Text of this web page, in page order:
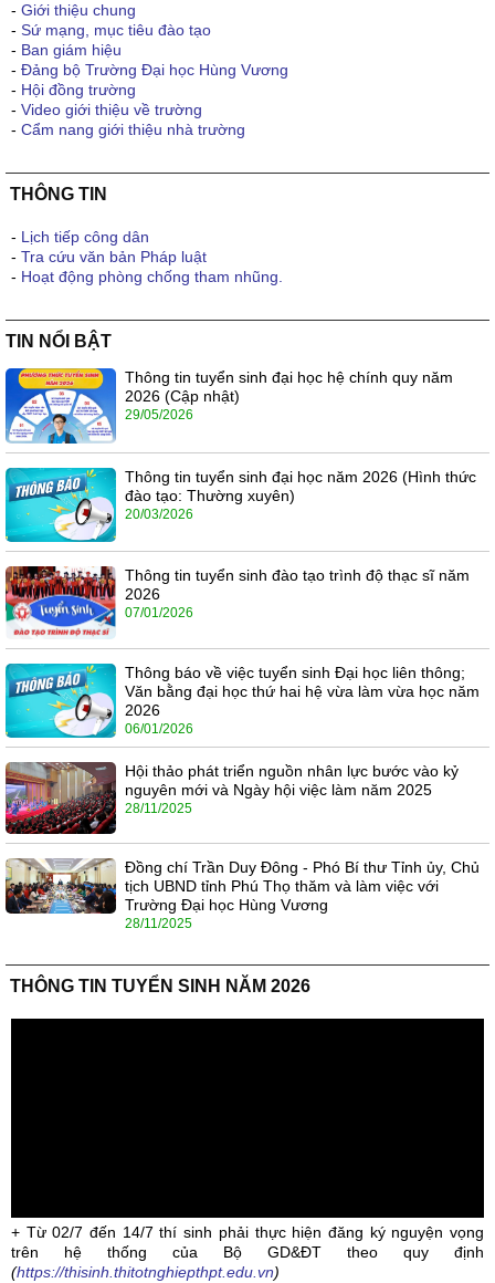
- Giới thiệu chung
- Sứ mạng, mục tiêu đào tạo
- Ban giám hiệu
- Đảng bộ Trường Đại học Hùng Vương
- Hội đồng trường
- Video giới thiệu về trường
- Cẩm nang giới thiệu nhà trường
THÔNG TIN
- Lịch tiếp công dân
- Tra cứu văn bản Pháp luật
- Hoạt động phòng chống tham nhũng.
TIN NỔI BẬT
Thông tin tuyển sinh đại học hệ chính quy năm
2026 (Cập nhật)
29/05/2026
Thông tin tuyển sinh đại học năm 2026 (Hình thức
đào tạo: Thường xuyên)
20/03/2026
Thông tin tuyển sinh đào tạo trình độ thạc sĩ năm
2026
07/01/2026
Thông báo về việc tuyển sinh Đại học liên thông;
Văn bằng đại học thứ hai hệ vừa làm vừa học năm
2026
06/01/2026
Hội thảo phát triển nguồn nhân lực bước vào kỷ
nguyên mới và Ngày hội việc làm năm 2025
28/11/2025
Đồng chí Trần Duy Đông - Phó Bí thư Tỉnh ủy, Chủ
tịch UBND tỉnh Phú Thọ thăm và làm việc với
Trường Đại học Hùng Vương
28/11/2025
THÔNG TIN TUYỂN SINH NĂM 2026
+ Từ 02/7 đến 14/7 thí sinh phải thực hiện đăng ký nguyện vọng
trên hệ thống của Bộ GD&ĐT theo quy định
(https://thisinh.thitotnghiepthpt.edu.vn)